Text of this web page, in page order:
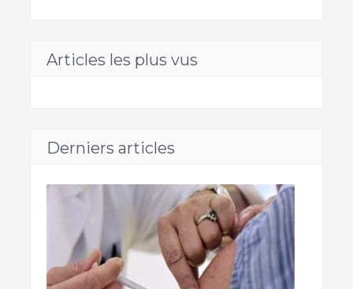
Articles les plus vus
Derniers articles